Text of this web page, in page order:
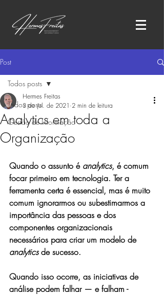
Post
Todos posts
Gestão de Informação
Todos posts
Analytics em toda a
Organização
Hermes Freitas
3 de jul. de 2021 2 min de leitura
Quando o assunto é analytics, é comum
focar primeiro em tecnologia. Ter a
ferramenta certa é essencial, mas é muito
comum ignorarmos ou subestimarmos a
importância das pessoas e dos
componentes organizacionais
necessários para criar um modelo de
analytics de sucesso.
Quando isso ocorre, as iniciativas de
análise podem falhar — e falham -